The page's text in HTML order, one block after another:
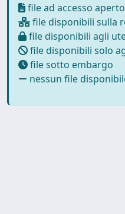
file ad accesso aperto
file disponibili sulla
file disponibili agli
file disponibili solo
file sotto embargo
nessun file